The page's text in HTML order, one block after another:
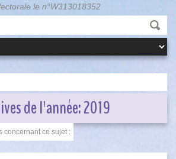
le n°W313018352
de l'année:2019